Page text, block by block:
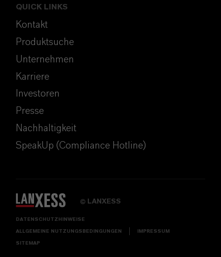
QUICK LINKS
Kontakt
Produktsuche
Unternehmen
Karriere
Investoren
Presse
Nachhaltigkeit
SpeakUp (Compliance Hotline)
© LANXESS
DATENSCHUTZHINWEISE
ALLGEMEINE NUTZUNGSBEDINGUNGEN IMPRESSUM
SITEMAP